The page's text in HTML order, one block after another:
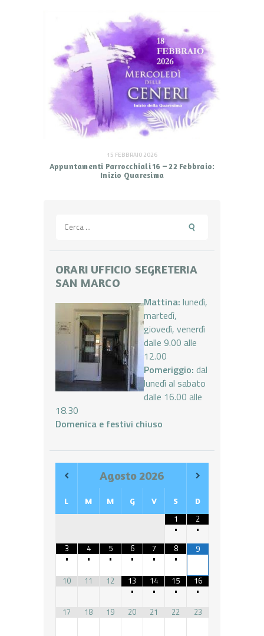
15 FEBBRAIO 2026
Appuntamenti Parrocchiali 16 – 22 Febbraio:
Inizio Quaresima
per:
ORARI UFFICIO SEGRETERIA
SAN MARCO
Mattina: lunedì,
martedì,
giovedì, venerdì
dalle 9.00 alle
12.00
Pomeriggio: dal
lunedì al sabato
dalle 16.00 alle
18.30
Domenica e festivi chiuso
Agosto 2026
L M M G V S D
1
•
2
•
3
•
4
•
5
•
6
•
7
•
8
•
9
10 11 12
13
•
14
•
15
•
16
•
17
18 19 20 21 22 23